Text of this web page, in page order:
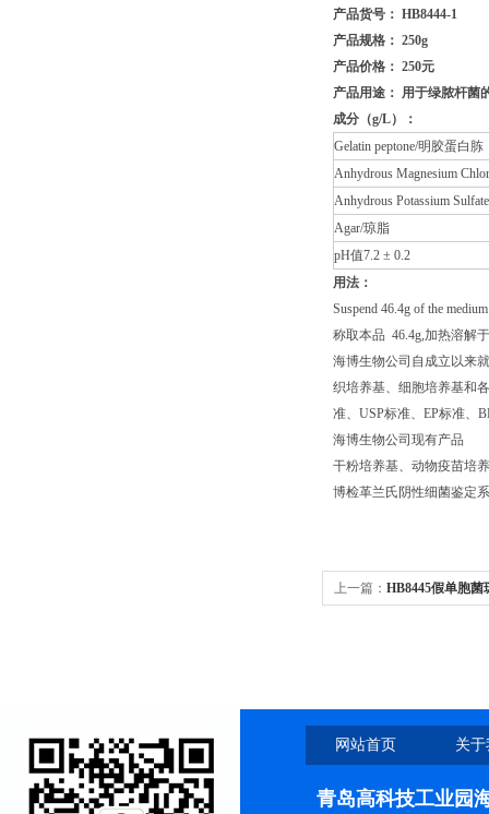
产品货号： HB8444-1
产品规格： 250g
产品价格： 250元
产品用途： 用于绿脓杆菌
成分（g/L）
：
Gelatin peptone/明胶蛋白胨
Anhydrous Magnesium
Anhydrous Potassium
Agar/琼脂
pH值7.2 ± 0.2
用法：
Suspend 46.4g of the
称取本品 46.4g,加热溶解
海博生物公司自成立以来
织培养基、细胞培养基和
准、USP标准、EP标准、
海博生物公司现有产品
干粉培养基、动物疫苗培
博检革兰氏阴性细菌鉴定
上一篇： HB8445假单胞菌
网站首页 关
青岛高科技工业园